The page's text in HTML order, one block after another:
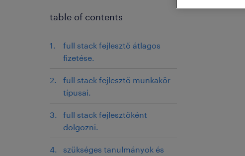
table of contents
full stack fejlesztő átlagos
fizetése.
full stack fejlesztő munkakör
típusai.
full stack fejlesztőként
dolgozni.
szükséges tanulmányok és